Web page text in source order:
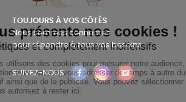
TOUJOURS Á VOS CÔTÉS
Nous sommes connectés
pour répondre à tous vos besoins
SUIVEZ-NOUS